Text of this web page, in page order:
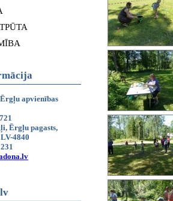
apvienības
Ērgļu pagasts,
4840